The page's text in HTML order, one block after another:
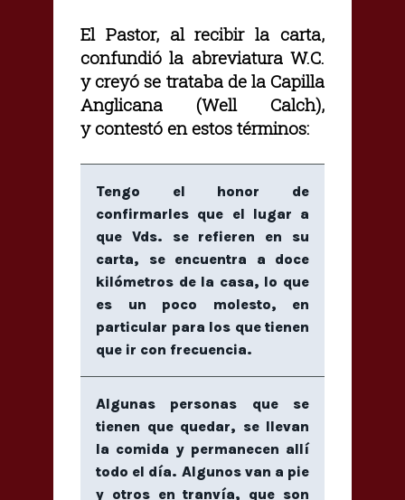
El Pastor, al recibir la carta,
confundió la abreviatura W.C.
y creyó se trataba de la Capilla
Anglicana (Well Calch),
y contestó en estos términos:
Tengo el honor de
confirmarles que el lugar a
que Vds. se refieren en su
carta, se encuentra a doce
kilómetros de la casa, lo que
es un poco molesto, en
particular para los que tienen
que ir con frecuencia.
Algunas personas que se
tienen que quedar, se llevan
la comida y permanecen allí
todo el día. Algunos van a pie
y otros en tranvía, que son